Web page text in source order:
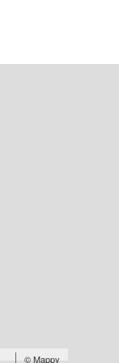
©Mappy